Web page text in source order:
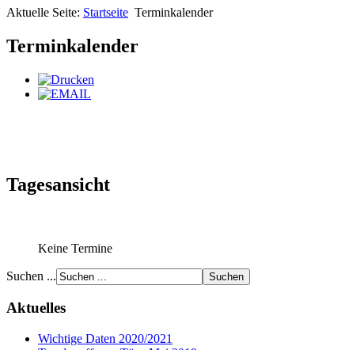
Aktuelle Seite: Startseite Terminkalender
Terminkalender
Tagesansicht
Keine Termine
Suchen ...
Aktuelles
Wichtige Daten 2020/2021